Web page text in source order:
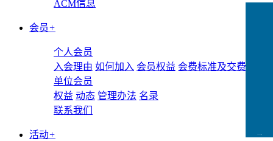
ACM信息
会员+
个人会员
入会理由 如何加入 会员权益 会费标准及交费方式
单位会员
权益 动态 管理办法 名录
联系我们
活动+